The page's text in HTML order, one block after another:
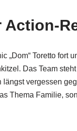
Action-
„Dom“ Toretto fort
Das Team
vergessen
Thema Familie,